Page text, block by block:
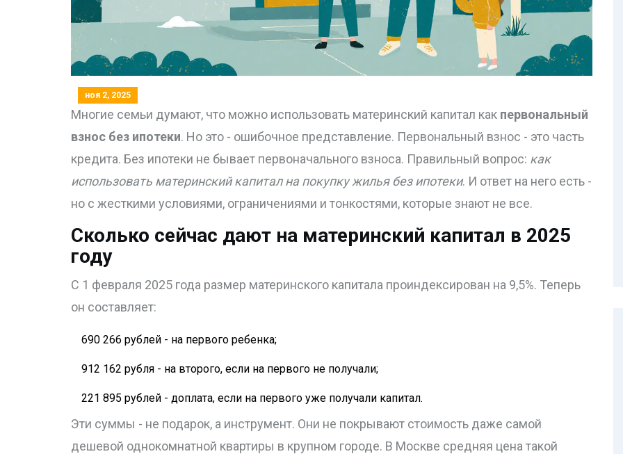
ноя 2, 2025
Многие семьи думают, что можно использовать материнский капитал как первональный
взнос без ипотеки. Но это - ошибочное представление. Первональный взнос - это часть
кредита. Без ипотеки не бывает первоначального взноса. Правильный вопрос: как
использовать материнский капитал на покупку жилья без ипотеки. И ответ на него есть -
но с жесткими условиями, ограничениями и тонкостями, которые знают не все.
Сколько сейчас дают на материнский капитал в 2025
году
С 1 февраля 2025 года размер материнского капитала проиндексирован на 9,5%. Теперь
он составляет:
690 266 рублей - на первого ребенка;
912 162 рубля - на второго, если на первого не получали;
221 895 рублей - доплата, если на первого уже получали капитал.
Эти суммы - не подарок, а инструмент. Они не покрывают стоимость даже самой
дешевой однокомнатной квартиры в крупном городе. В Москве средняя цена такой